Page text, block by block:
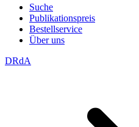
Suche
Publikationspreis
Bestellservice
Über uns
DRdA